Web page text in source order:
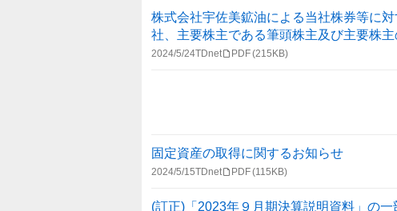
株式会社宇佐美鉱油による当社株券等に
社、主要株主である筆頭株主及び主要株
2024/5/24TDnet PDF(215KB)
固定資産の取得に関するお知らせ
2024/5/15TDnet PDF(115KB)
(訂正)「2023年９月期決算説明資料」の一